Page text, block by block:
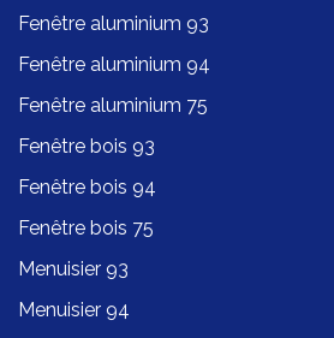
Fenêtre aluminium 93
Fenêtre aluminium 94
Fenêtre aluminium 75
Fenêtre bois 93
Fenêtre bois 94
Fenêtre bois 75
Menuisier 93
Menuisier 94